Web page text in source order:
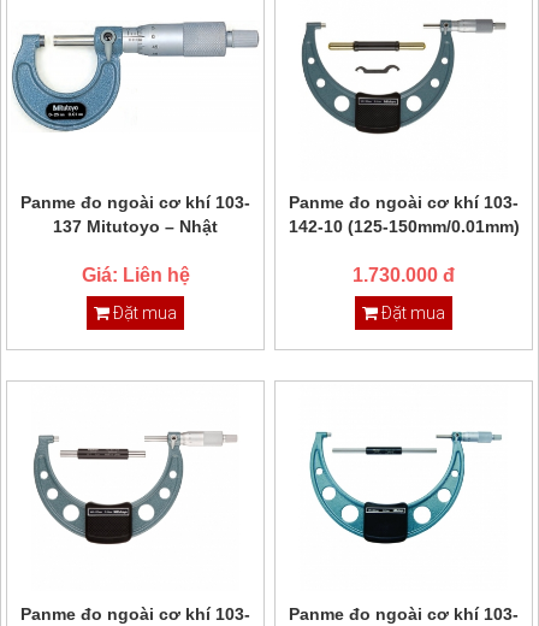
Panme đo ngoài cơ khí 103-
137 Mitutoyo – Nhật
Giá: Liên hệ
Đặt mua
Panme đo ngoài cơ khí 103-
142-10 (125-150mm/0.01mm)
1.730.000 đ
Đặt mua
Panme đo ngoài cơ khí 103-
Panme đo ngoài cơ khí 103-